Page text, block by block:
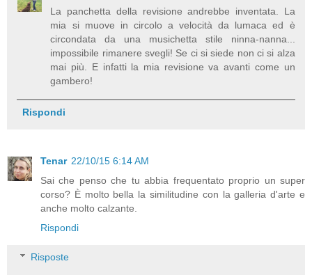
La panchetta della revisione andrebbe inventata. La
mia si muove in circolo a velocità da lumaca ed è
circondata da una musichetta stile ninna-nanna...
impossibile rimanere svegli! Se ci si siede non ci si alza
mai più. E infatti la mia revisione va avanti come un
gambero!
Rispondi
Tenar 22/10/15 6:14 AM
Sai che penso che tu abbia frequentato proprio un super
corso? È molto bella la similitudine con la galleria d'arte e
anche molto calzante.
Rispondi
Risposte